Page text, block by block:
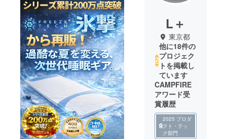
L＋
東京都
他に18件の
プロジェク
トを掲載し
ています
CAMPFIRE
アワード受
賞履歴
2025 プロダ
クト・テッ
ク部門